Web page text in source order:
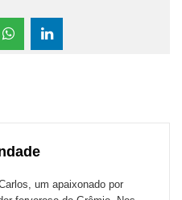
WhatsApp
um apaixonado por